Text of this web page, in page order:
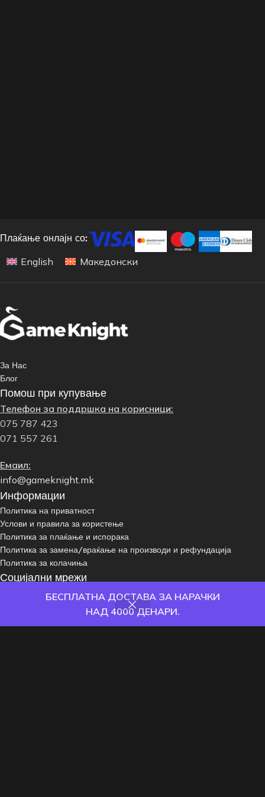
БЕСПЛАТНА ДОСТАВА ЗА НАРАЧКИ
НАД 4000 ДЕНАРИ.
Плаќање онлајн со:
English
Македонски
За Нас
Блог
Помош при купување
Телефон за поддршка на корисници:
075 787 423
071 557 261
Емаил:
info@gameknight.mk
Информации
Политика на приватност
Услови и правила за користење
Политика за плаќање и испорака
Политика за замена/враќање на производи и рефундација
Политика за колачиња
Социјални мрежи
Пријави се на нашиот newsletter:
Корисник